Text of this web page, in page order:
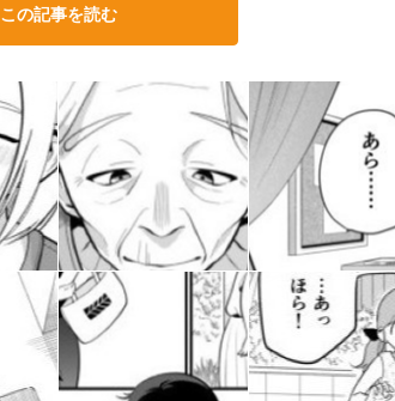
この記事を読む